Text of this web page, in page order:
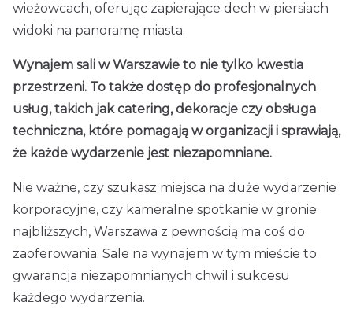
wieżowcach, oferując zapierające dech w piersiach
widoki na panoramę miasta.
Wynajem sali w Warszawie to nie tylko kwestia
przestrzeni. To także dostęp do profesjonalnych
usług, takich jak catering, dekoracje czy obsługa
techniczna, które pomagają w organizacji i sprawiają,
że każde wydarzenie jest niezapomniane.
Nie ważne, czy szukasz miejsca na duże wydarzenie
korporacyjne, czy kameralne spotkanie w gronie
najbliższych, Warszawa z pewnością ma coś do
zaoferowania. Sale na wynajem w tym mieście to
gwarancja niezapomnianych chwil i sukcesu
każdego wydarzenia.